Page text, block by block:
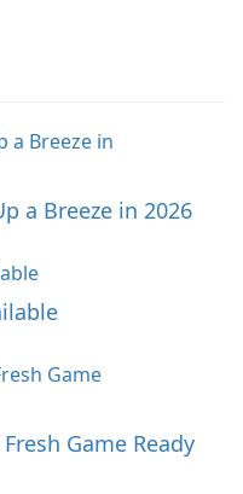
a Breeze in 2026
Game Ready